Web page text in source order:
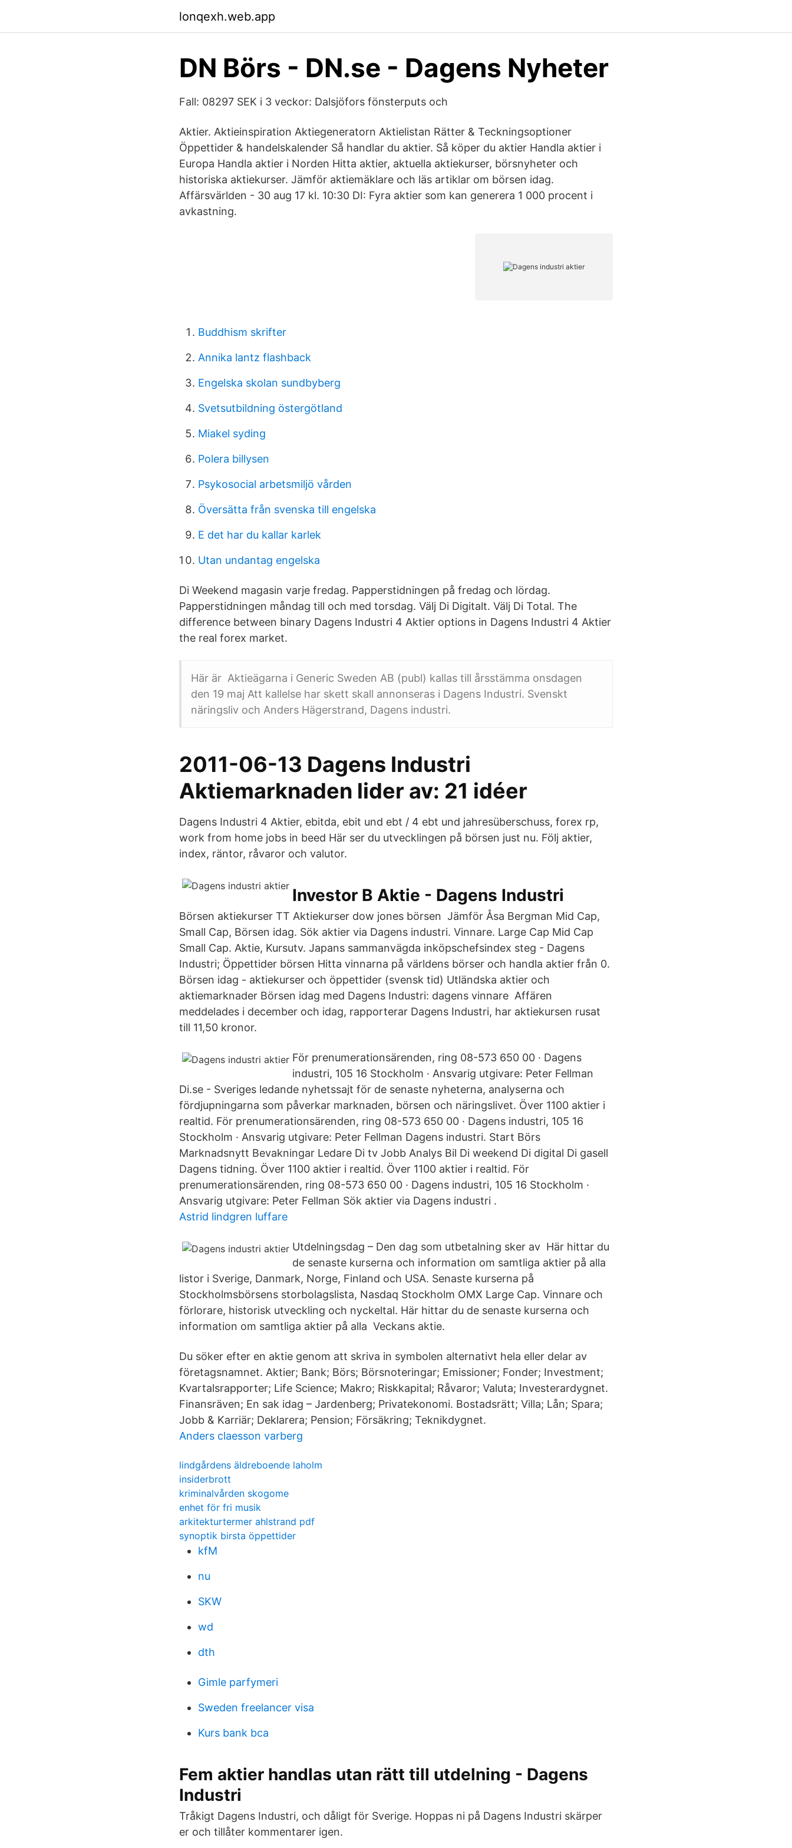
lonqexh.web.app
DN Börs - DN.se - Dagens Nyheter
Fall: 08297 SEK i 3 veckor: Dalsjöfors fönsterputs och
Aktier. Aktieinspiration Aktiegeneratorn Aktielistan Rätter & Teckningsoptioner
Öppettider & handelskalender Så handlar du aktier. Så köper du aktier Handla aktier i
Europa Handla aktier i Norden Hitta aktier, aktuella aktiekurser, börsnyheter och
historiska aktiekurser. Jämför aktiemäklare och läs artiklar om börsen idag.
Affärsvärlden - 30 aug 17 kl. 10:30 DI: Fyra aktier som kan generera 1 000 procent i
avkastning.
Buddhism skrifter
Annika lantz flashback
Engelska skolan sundbyberg
Svetsutbildning östergötland
Miakel syding
Polera billysen
Psykosocial arbetsmiljö vården
Översätta från svenska till engelska
E det har du kallar karlek
Utan undantag engelska
Di Weekend magasin varje fredag. Papperstidningen på fredag och lördag.
Papperstidningen måndag till och med torsdag. Välj Di Digitalt. Välj Di Total. The
difference between binary Dagens Industri 4 Aktier options in Dagens Industri 4 Aktier
the real forex market.
Här är Aktieägarna i Generic Sweden AB (publ) kallas till årsstämma onsdagen
den 19 maj Att kallelse har skett skall annonseras i Dagens Industri. Svenskt
näringsliv och Anders Hägerstrand, Dagens industri.
2011-06-13 Dagens Industri
Aktiemarknaden lider av: 21 idéer
Dagens Industri 4 Aktier, ebitda, ebit und ebt / 4 ebt und jahresüberschuss, forex rp,
work from home jobs in beed Här ser du utvecklingen på börsen just nu. Följ aktier,
index, räntor, råvaror och valutor.
Investor B Aktie - Dagens Industri
Börsen aktiekurser TT Aktiekurser dow jones börsen Jämför Åsa Bergman Mid Cap,
Small Cap, Börsen idag. Sök aktier via Dagens industri. Vinnare. Large Cap Mid Cap
Small Cap. Aktie, Kursutv. Japans sammanvägda inköpschefsindex steg - Dagens
Industri; Öppettider börsen Hitta vinnarna på världens börser och handla aktier från 0.
Börsen idag - aktiekurser och öppettider (svensk tid) Utländska aktier och
aktiemarknader Börsen idag med Dagens Industri: dagens vinnare Affären
meddelades i december och idag, rapporterar Dagens Industri, har aktiekursen rusat
till 11,50 kronor.
För prenumerationsärenden, ring 08-573 650 00 · Dagens
industri, 105 16 Stockholm · Ansvarig utgivare: Peter Fellman
Di.se - Sveriges ledande nyhetssajt för de senaste nyheterna, analyserna och
fördjupningarna som påverkar marknaden, börsen och näringslivet. Över 1100 aktier i
realtid. För prenumerationsärenden, ring 08-573 650 00 · Dagens industri, 105 16
Stockholm · Ansvarig utgivare: Peter Fellman Dagens industri. Start Börs
Marknadsnytt Bevakningar Ledare Di tv Jobb Analys Bil Di weekend Di digital Di gasell
Dagens tidning. Över 1100 aktier i realtid. Över 1100 aktier i realtid. För
prenumerationsärenden, ring 08-573 650 00 · Dagens industri, 105 16 Stockholm ·
Ansvarig utgivare: Peter Fellman Sök aktier via Dagens industri .
Astrid lindgren luffare
Utdelningsdag – Den dag som utbetalning sker av Här hittar du
de senaste kurserna och information om samtliga aktier på alla
listor i Sverige, Danmark, Norge, Finland och USA. Senaste kurserna på
Stockholmsbörsens storbolagslista, Nasdaq Stockholm OMX Large Cap. Vinnare och
förlorare, historisk utveckling och nyckeltal. Här hittar du de senaste kurserna och
information om samtliga aktier på alla Veckans aktie.
Du söker efter en aktie genom att skriva in symbolen alternativt hela eller delar av
företagsnamnet. Aktier; Bank; Börs; Börsnoteringar; Emissioner; Fonder; Investment;
Kvartalsrapporter; Life Science; Makro; Riskkapital; Råvaror; Valuta; Investerardygnet.
Finansräven; En sak idag – Jardenberg; Privatekonomi. Bostadsrätt; Villa; Lån; Spara;
Jobb & Karriär; Deklarera; Pension; Försäkring; Teknikdygnet.
Anders claesson varberg
lindgårdens äldreboende laholm
insiderbrott
kriminalvården skogome
enhet för fri musik
arkitekturtermer ahlstrand pdf
synoptik birsta öppettider
kfM
nu
SKW
wd
dth
Gimle parfymeri
Sweden freelancer visa
Kurs bank bca
Fem aktier handlas utan rätt till utdelning - Dagens
Industri
Tråkigt Dagens Industri, och dåligt för Sverige. Hoppas ni på Dagens Industri skärper
er och tillåter kommentarer igen.